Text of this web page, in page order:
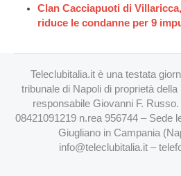
Clan Cacciapuoti di
riduce le condanne per 9
Teleclubitalia.it è una testata
tribunale di Napoli di proprietà
responsabile Giovanni F.
08421091219 n.rea 956744 – Sede
Giugliano in Campania
info@teleclubitalia.it–